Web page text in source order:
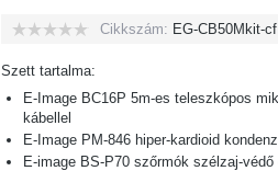
Cikkszám: EG-CB50Mkit-cf
Szett tartalma:
E-Image BC16P 5m-es teleszkópos
kábellel
E-Image PM-846 hiper-kardioid
E-image BS-P70 szőrmók szélzaj-